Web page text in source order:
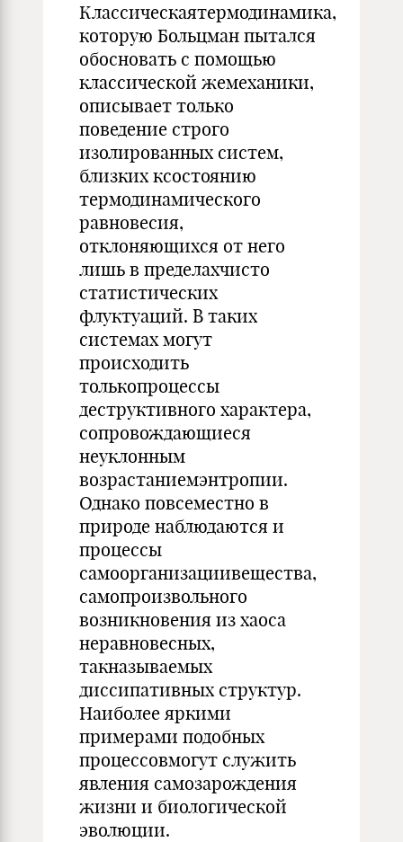
Классическаятермодинамика,
которую Больцман пытался
обосновать с помощью
классической жемеханики,
описывает только
поведение строго
изолированных систем,
близких ксостоянию
термодинамического
равновесия,
отклоняющихся от него
лишь в пределахчисто
статистических
флуктуаций. В таких
системах могут
происходить
толькопроцессы
деструктивного характера,
сопровождающиеся
неуклонным
возрастаниемэнтропии.
Однако повсеместно в
природе наблюдаются и
процессы
самоорганизациивещества,
самопроизвольного
возникновения из хаоса
неравновесных,
такназываемых
диссипативных структур.
Наиболее яркими
примерами подобных
процессовмогут служить
явления самозарождения
жизни и биологической
эволюции.